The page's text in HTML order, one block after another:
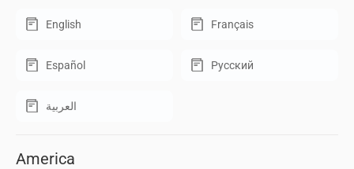
English Français
Español Русский
العربية
America